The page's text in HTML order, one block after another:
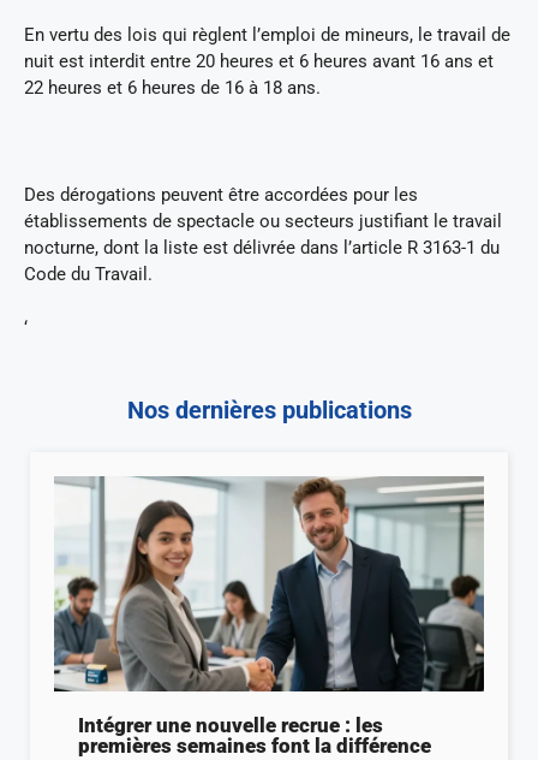
En vertu des lois qui règlent l’emploi de mineurs, le travail de
nuit est interdit entre 20 heures et 6 heures avant 16 ans et
22 heures et 6 heures de 16 à 18 ans.
Des dérogations peuvent être accordées pour les
établissements de spectacle ou secteurs justifiant le travail
nocturne, dont la liste est délivrée dans l’article R 3163-1 du
Code du Travail.
‘
Nos dernières publications
Intégrer une nouvelle recrue : les
premières semaines font la différence